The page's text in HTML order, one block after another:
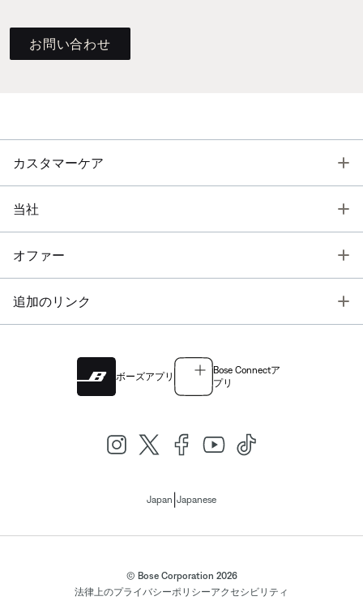
お問い合わせ
カスタマーケア
当社
オファー
追加のリンク
ボーズアプリ
Bose Connectア
プリ
Japan Japanese
© Bose Corporation 2026
法律上のプライバシーポリシーアクセシビリティ